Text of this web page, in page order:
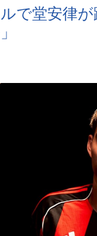
で堂安律